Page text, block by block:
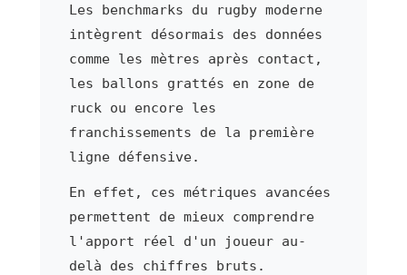
Les benchmarks du rugby moderne
intègrent désormais des données
comme les mètres après contact,
les ballons grattés en zone de
ruck ou encore les
franchissements de la première
ligne défensive.
En effet, ces métriques avancées
permettent de mieux comprendre
l'apport réel d'un joueur au-
delà des chiffres bruts.